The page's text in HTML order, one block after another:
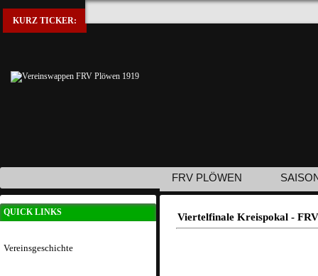
KURZ TICKER:
FRV PLÖWEN
QUICK LINKS
Vereinsgeschichte
Viertelfinale Kreispokal -